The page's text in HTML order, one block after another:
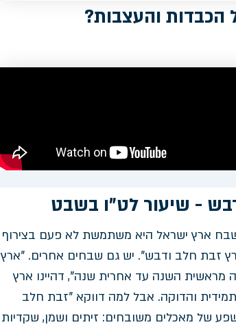
הכבדות והעצבות?
- שיעור לט"ו בשבט
ארץ ישראל היא משתמשת לא פעם בצירוף
זבת חלב ודבש". יש גם שבחים אחרים. "ארץ
מראשית השנה עד אחרית שנה", דהיינו ארץ
והדוקה. אבל למה דווקא "זבת חלב
של מאכלים משובחים: זיתים ושמן, שקדיות